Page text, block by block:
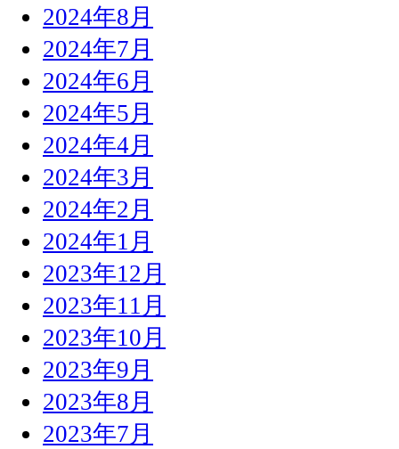
2024年8月
2024年7月
2024年6月
2024年5月
2024年4月
2024年3月
2024年2月
2024年1月
2023年12月
2023年11月
2023年10月
2023年9月
2023年8月
2023年7月